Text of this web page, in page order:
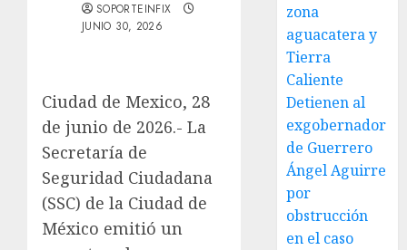
SOPORTEINFIX
JUNIO 30, 2026
Ciudad de Mexico, 28
de junio de 2026.- La
Secretaría de
Seguridad Ciudadana
(SSC) de la Ciudad de
México emitió un
zona
aguacatera y
Tierra
Caliente
Detienen al
exgobernador
de Guerrero
Ángel Aguirre
por
obstrucción
en el caso